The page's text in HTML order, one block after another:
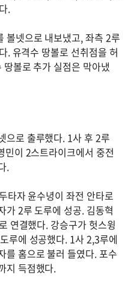
.
볼넷으로 내보냈고, 좌측 2루
. 유격수 땅볼로 선취점을 허
볼로 추가 실점은 막아냈
으로 출루했다. 1사 후 2루
이 2스트라이크에서 중전
.
타자 윤수녕이 좌전 안타로
가 2루 도루에 성공. 김동혁
연결했다. 강승구가 헛스윙
루에 성공했다. 1사 2,3루에
를 홈으로 불러 들였다. 포수
지 득점했다.